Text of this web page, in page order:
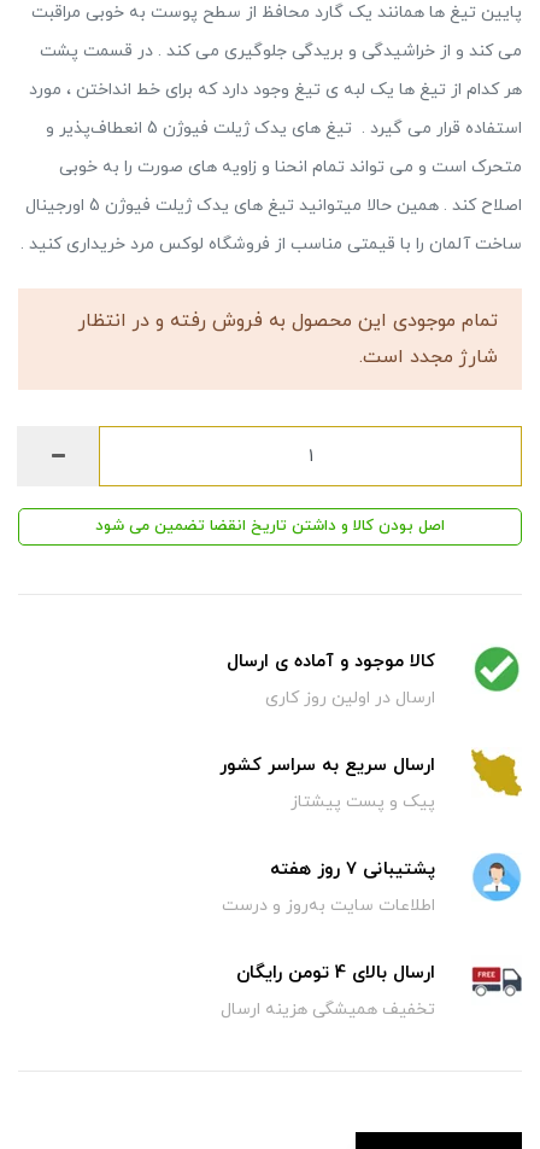
پایین تیغ ها همانند یک گارد محافظ از سطح پوست به خوبی مراقبت
می کند و از خراشیدگی و بریدگی جلوگیری می کند . در قسمت پشت
هر کدام از تیغ ها یک لبه ی تیغ وجود دارد که برای خط انداختن ، مورد
استفاده قرار می گیرد . تیغ های یدک ژیلت فیوژن 5 انعطاف‌پذیر و
متحرک است و می تواند تمام انحنا و زاویه های صورت را به خوبی
اصلاح کند . همین حالا میتوانید تیغ های یدک ژیلت فیوژن 5 اورجینال
ساخت آلمان را با قیمتی مناسب از فروشگاه لوکس مرد خریداری کنید .
تمام موجودی این محصول به فروش رفته و در انتظار
شارژ مجدد است.
اصل بودن کالا و داشتن تاریخ انقضا تضمین می شود
کالا موجود و آماده ی ارسال
ارسال در اولین روز کاری
ارسال سریع به سراسر کشور
پیک و پست پیشتاز
پشتیبانی 7 روز هفته
اطلاعات سایت به‌روز و درست
ارسال بالای 4 تومن رایگان
تخفیف همیشگی هزینه ارسال